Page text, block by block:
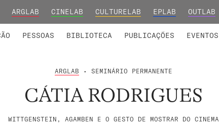
ARGLAB CINELAB CULTURELAB EPLAB OUTLAB
PESSOAS BIBLIOTECA PUBLICAÇÕES EVENTOS
ARGLAB • SEMINÁRIO PERMANENTE
CÁTIA RODRIGUES
WITTGENSTEIN, AGAMBEN E O GESTO DE MOSTRAR DO CINEMA